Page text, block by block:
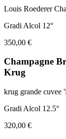
Louis Roederer
Gradi Alcol 12°
350,00 €
Champagne
Krug
krug grande cuvee
Gradi Alcol 12.5°
320,00 €